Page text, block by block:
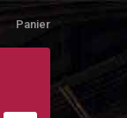
Panier